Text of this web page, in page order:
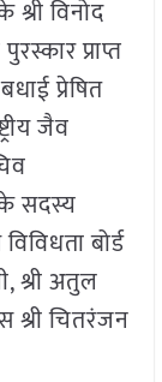
विनोद
प्राप्त
प्रेषित
जैव
के सदस्य
बोर्ड
श्री अतुल
श्री चितरंजन